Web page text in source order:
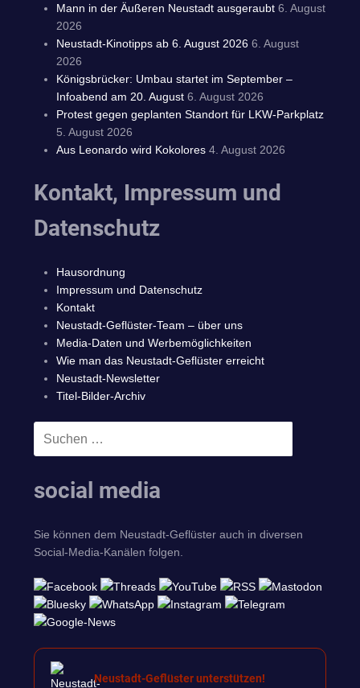
Mann in der Äußeren Neustadt ausgeraubt 6. August
2026
Neustadt-Kinotipps ab 6. August 2026 6. August
2026
Königsbrücker: Umbau startet im September –
Infoabend am 20. August 6. August 2026
Protest gegen geplanten Standort für LKW-Parkplatz
5. August 2026
Aus Leonardo wird Kokolores 4. August 2026
Kontakt, Impressum und
Datenschutz
Hausordnung
Impressum und Datenschutz
Kontakt
Neustadt-Geflüster-Team – über uns
Media-Daten und Werbemöglichkeiten
Wie man das Neustadt-Geflüster erreicht
Neustadt-Newsletter
Titel-Bilder-Archiv
Suchen
social media
Sie können dem Neustadt-Geflüster auch in diversen
Social-Media-Kanälen folgen.
Neustadt-Geflüster unterstützen!